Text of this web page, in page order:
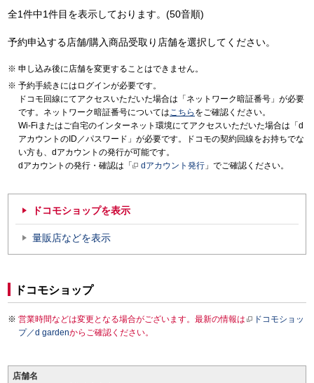
全1件中1件目を表示しております。(50音順)
予約申込する店舗/購入商品受取り店舗を選択してください。
申し込み後に店舗を変更することはできません。
予約手続きにはログインが必要です。
ドコモ回線にてアクセスいただいた場合は「ネットワーク暗証番号」が必要
です。ネットワーク暗証番号についてはこちら をご確認ください。
Wi-Fiまたはご自宅のインターネット環境にてアクセスいただいた場合は「d
アカウントのID／パスワード」が必要です。ドコモの契約回線をお持ちでな
い方も、dアカウントの発行が可能です。
dアカウントの発行・確認は「
dアカウント発行 」でご確認ください。
ドコモショップを表示
量販店などを表示
ドコモショップ
営業時間などは変更となる場合がございます。最新の情報は
ドコモショッ
プ／d gardenからご確認ください。
店舗名